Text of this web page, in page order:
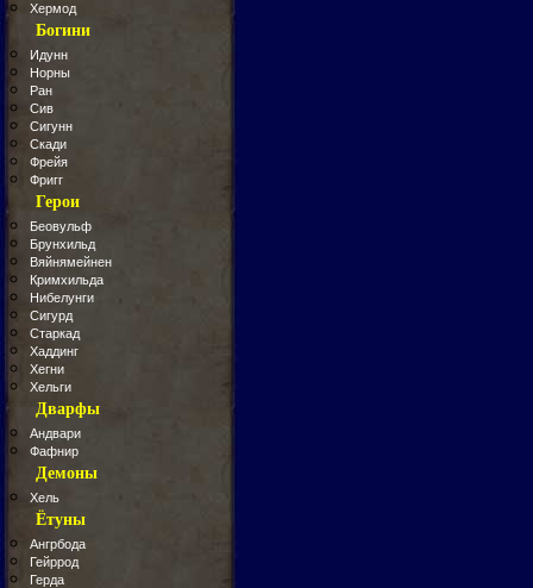
Хермод
Богини
Идунн
Норны
Ран
Сив
Сигунн
Скади
Фрейя
Фригг
Герои
Беовульф
Брунхильд
Вяйнямейнен
Кримхильда
Нибелунги
Сигурд
Старкад
Хаддинг
Хегни
Хельги
Дварфы
Андвари
Фафнир
Демоны
Хель
Ётуны
Ангрбода
Гейррод
Герда